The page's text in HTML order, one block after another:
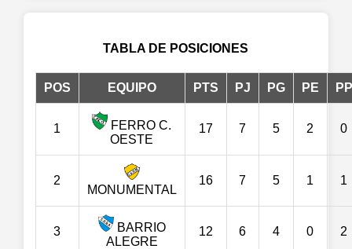
TABLA DE POSICIONES
POS EQUIPO PTS PJ PG PE PP
1
FERRO C.
OESTE
17 7 5 2 0
2
MONUMENTAL
16 7 5 1 1
3
BARRIO
ALEGRE
12 6 4 0 2